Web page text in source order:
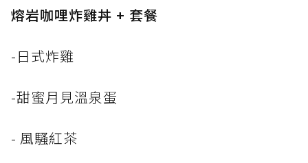
熔岩咖哩炸雞丼 + 套餐
-日式炸雞
-甜蜜月見溫泉蛋
- 風騷紅茶